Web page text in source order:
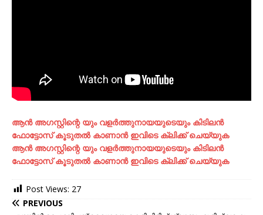
ആന്‍ അഗസ്റ്റിന്റെ യും വളര്‍ത്തുനായയുടെയും കിടിലന്‍
ഫോട്ടോസ് കൂടുതല്‍ കാണാന്‍ ഇവിടെ ക്ലിക്ക് ചെയ്യുക
ആന്‍ അഗസ്റ്റിന്റെ യും വളര്‍ത്തുനായയുടെയും കിടിലന്‍
ഫോട്ടോസ് കൂടുതല്‍ കാണാന്‍ ഇവിടെ ക്ലിക്ക് ചെയ്യുക
Post Views: 27
PREVIOUS